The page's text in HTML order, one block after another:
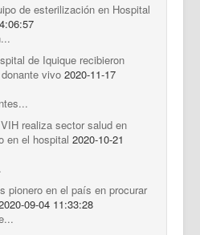
de esterilización en Hospital
de Iquique recibieron
vivo 2020-11-17
realiza sector salud en
en el hospital 2020-10-21
pionero en el país en procurar
09-04 11:33:28